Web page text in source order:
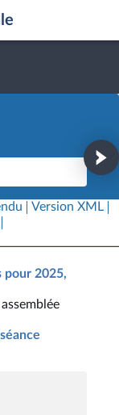
Version XML
pour 2025,